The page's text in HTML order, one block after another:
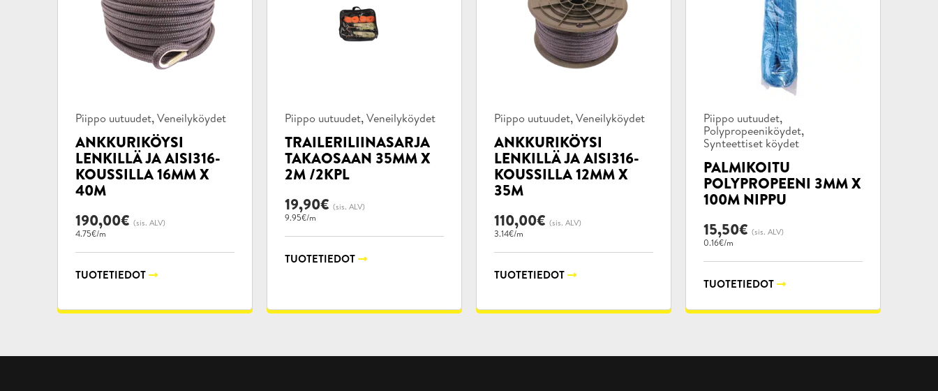
Tuotekategoriat:
Piippo uutuudet,Veneilyköydet
ANKKURIKÖYSI
LENKILLÄ JA AISI316-
KOUSSILLA 16MM X
40M
190,00€ (sis. ALV)
4.75€/m
TUOTETIEDOT
Tuotekategoriat:
Piippo uutuudet,Veneilyköydet
TRAILERILIINASARJA
TAKAOSAAN 35MM X
2M /2KPL
19,90€ (sis. ALV)
9.95€/m
TUOTETIEDOT
Tuotekategoriat:
Piippo uutuudet,Veneilyköydet
ANKKURIKÖYSI
LENKILLÄ JA AISI316-
KOUSSILLA 12MM X
35M
110,00€ (sis. ALV)
3.14€/m
TUOTETIEDOT
Tuotekategoriat:
Piippo uutuudet,
Polypropeeniköydet,
Synteettiset köydet
PALMIKOITU
POLYPROPEENI 3MM X
100M NIPPU
15,50€ (sis. ALV)
0.16€/m
TUOTETIEDOT